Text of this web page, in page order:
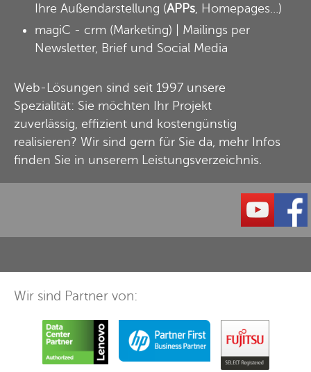
Ihre Außendarstellung (APPs , Homepages...)
magiC - crm (Marketing) | Mailings per
Newsletter, Brief und Social Media
Web-Lösungen sind seit 1997 unsere
Spezialität: Sie möchten Ihr Projekt
zuverlässig, effizient und kostengünstig
realisieren? Wir sind gern für Sie da, mehr Infos
finden Sie in unserem Leistungsverzeichnis.
Wir sind Partner von: